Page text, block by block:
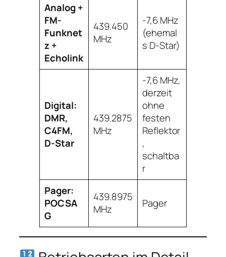
Analog +
FM-
Funknet
z +
Echolink
439.450
MHz
-7,6 MHz
(ehemal
s D-Star)
Digital:
DMR,
C4FM,
D-Star
439.2875
MHz
-7,6 MHz,
derzeit
ohne
festen
Reflektor
,
schaltba
r
Pager:
POCSA
G
439.8975
MHz
Pager